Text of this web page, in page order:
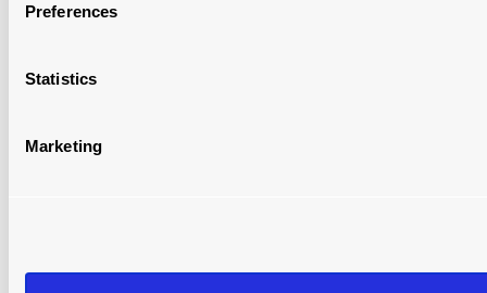
Preferences
Statistics
Marketing